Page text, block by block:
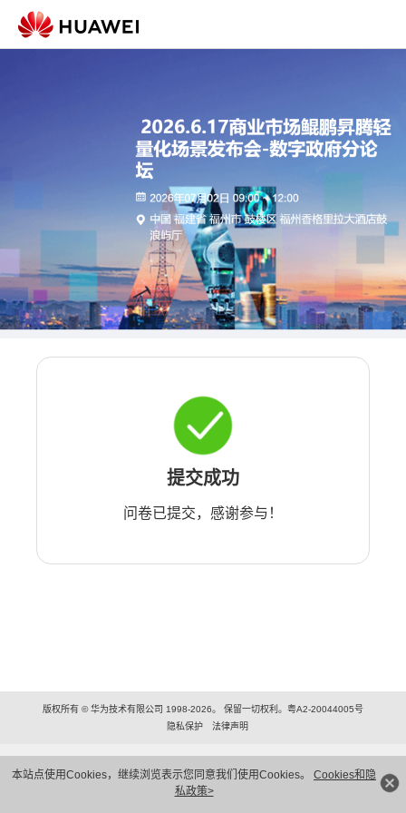
本站点使用Cookies，继续浏览表示您同意我们使用Cookies。 Cookies和隐
私政策>
提交成功
问卷已提交，感谢参与！
版权所有 © 华为技术有限公司 1998-2026。 保留一切权利。粤A2-20044005号
隐私保护
法律声明